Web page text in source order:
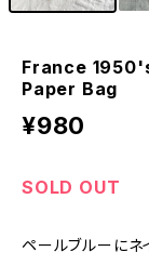
France
Paper Bag
¥980
SOLD OUT
ペールブルーに